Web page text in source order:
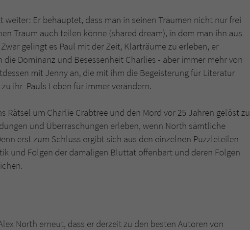
Er behauptet, dass man in seinen Träumen nicht nur frei
Traum auch teilen könne (shared dream), in dem man ihn aus
gelingt es Paul mit der Zeit, Klarträume zu erleben, er
Dominanz und Besessenheit Charlies - aber immer mehr von
mit Jenny an, die mit ihm die Begeisterung für Literatur
ihr Pauls Leben für immer verändern.
Rätsel um Charlie Crabtree und den Mord vor 25 Jahren gelöst zu
und Überraschungen erleben, wenn North sämtliche
erst zum Schluss ergibt sich aus den einzelnen Puzzleteilen
und Folgen der damaligen Bluttat offenbart und deren Folgen
North erneut, dass er derzeit zu den besten Autoren von